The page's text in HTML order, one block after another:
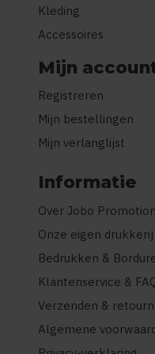
Kleding
Accessoires
Mijn
Registreren
Mijn bestellingen
Mijn verlanglijst
Informatie
Over Jobo
Onze eigen drukkerij
Bedrukken &
Klantenservice &
Verzenden &
Algemene